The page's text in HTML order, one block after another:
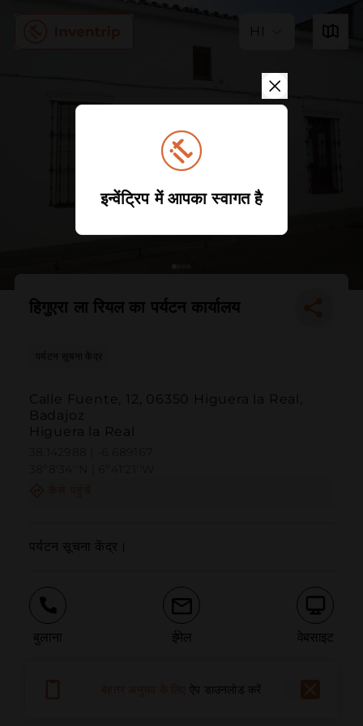
HI
हिगुएरा ला रियल का पर्यटन कार्यालय
पर्यटन सूचना केंद्र
Calle Fuente, 12, 06350 Higuera la Real,
Badajoz
Higuera la Real
पर्यटन सूचना केंद्र।
बुलाना ईमेल वेबसाइट
ऐप डाउनलोड करें
इन्वेंट्रिप में आपका स्वागत है